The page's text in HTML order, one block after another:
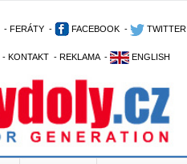
- FERÁTY - FACEBOOK - TWITTER
- KONTAKT - REKLAMA - ENGLISH